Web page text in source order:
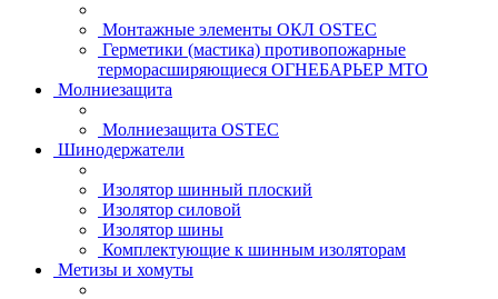
Монтажные элементы ОКЛ OSTEC
Герметики (мастика) противопожарные
терморасширяющиеся ОГНЕБАРЬЕР МТО
Молниезащита
Молниезащита OSTEC
Шинодержатели
Изолятор шинный плоский
Изолятор силовой
Изолятор шины
Комплектующие к шинным изоляторам
Метизы и хомуты